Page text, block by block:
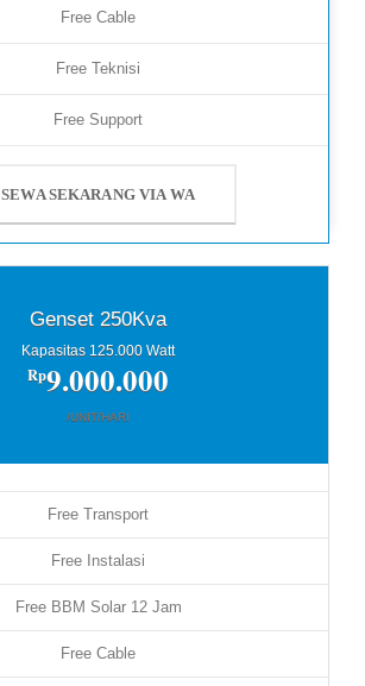
Free Cable
Free Teknisi
Free Support
SEWA SEKARANG VIA WA
Genset 250Kva
Kapasitas 125.000 Watt
Rp9.000.000
/UNIT/HARI
Free Transport
Free Instalasi
Free BBM Solar 12 Jam
Free Cable